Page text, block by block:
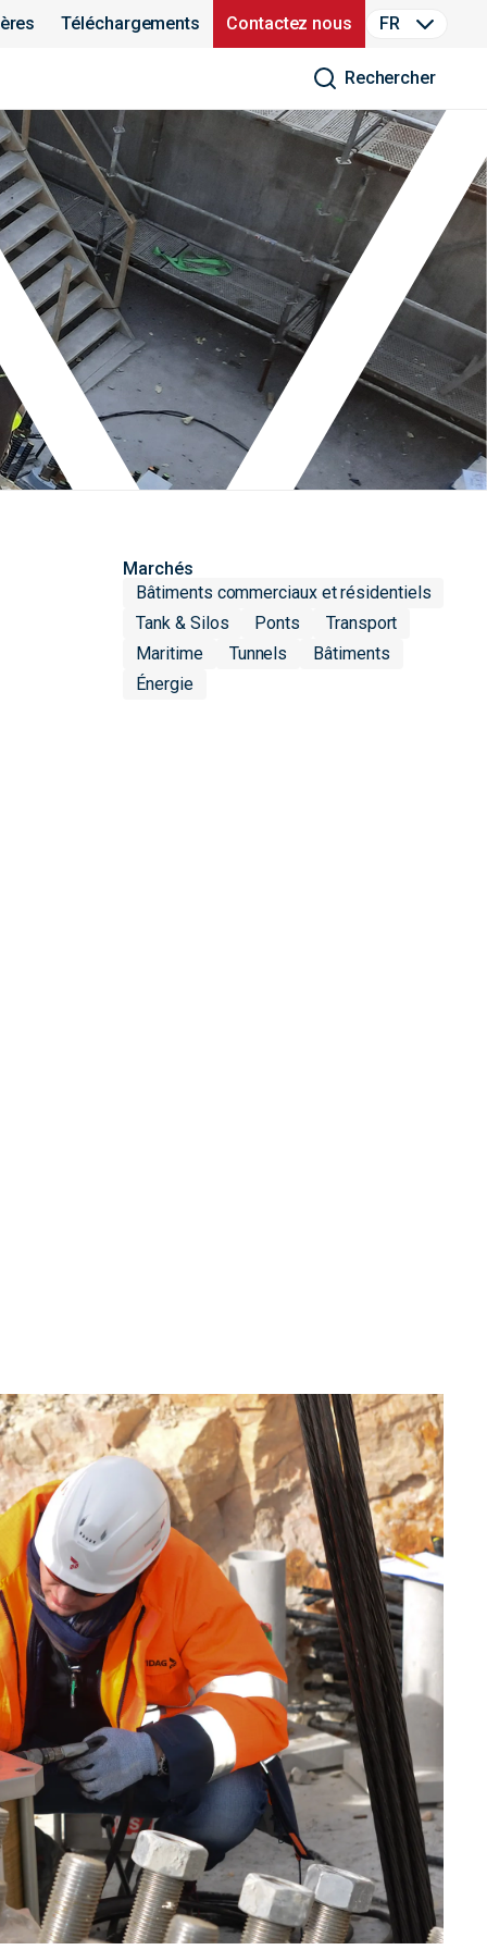
Téléchargements Contactez nous FR
Rechercher
Marchés
Bâtiments commerciaux et résidentiels
Tank & Silos
Ponts
Transport
Maritime
Tunnels
Bâtiments
Énergie